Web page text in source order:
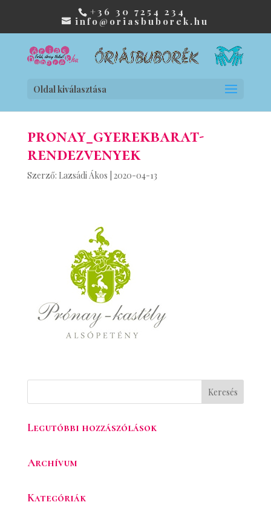
+36 30 7254 234
info@oriasbuborek.hu
Oldal kiválasztása
pronay_gyerekbarat-
rendezvenyek
Szerző: Lazsádi Ákos 2020-04-13
Legutóbbi hozzászólások
Archívum
Kategóriák